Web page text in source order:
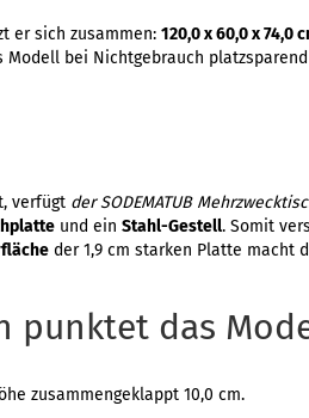
er sich zusammen: 120,0 x 60,0 x 74,0
Modell bei Nichtgebrauch
verfügt der SODEMATUB
und ein Stahl-Gestell. Somit
der 1,9 cm starken Platte macht
punktet das
zusammengeklappt 10,0 cm.